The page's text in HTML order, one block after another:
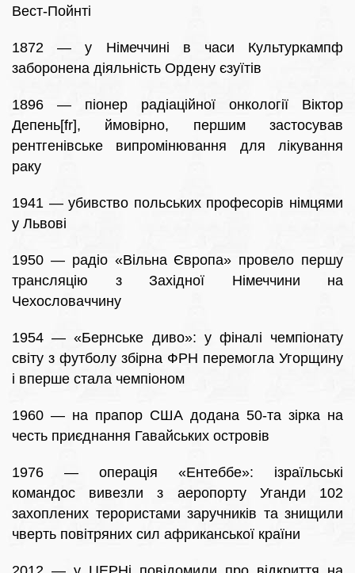
Вест-Пойнті
1872 — у Німеччині в часи Культуркампф
заборонена діяльність Ордену єзуїтів
1896 — піонер радіаційної онкології Віктор
Депень[fr], ймовірно, першим застосував
рентгенівське випромінювання для лікування
раку
1941 — убивство польських професорів німцями
у Львові
1950 — радіо «Вільна Європа» провело першу
трансляцію з Західної Німеччини на
Чехословаччину
1954 — «Бернське диво»: у фіналі чемпіонату
світу з футболу збірна ФРН перемогла Угорщину
і вперше стала чемпіоном
1960 — на прапор США додана 50-та зірка на
честь приєднання Гавайських островів
1976 — операція «Ентеббе»: ізраїльські
командос вивезли з аеропорту Уганди 102
захоплених терористами заручників та знищили
чверть повітряних сил африканської країни